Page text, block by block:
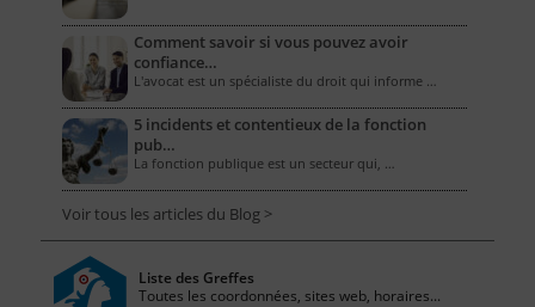
Comment savoir si vous pouvez avoir
confiance…
L'avocat est un spécialiste du droit qui informe …
5 incidents et contentieux de la fonction
pub…
La fonction publique est un secteur qui, …
Voir tous les articles du Blog >
Liste des Greffes
Toutes les coordonnées, sites web, horaires...